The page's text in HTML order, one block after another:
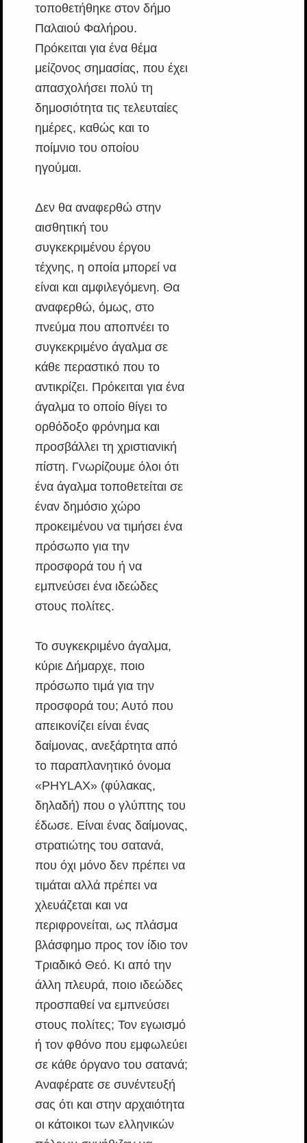
τοποθετήθηκε στον δήμο
Παλαιού Φαλήρου.
Πρόκειται για ένα θέμα
μείζονος σημασίας, που έχει
απασχολήσει πολύ τη
δημοσιότητα τις τελευταίες
ημέρες, καθώς και το
ποίμνιο του οποίου
ηγούμαι.
Δεν θα αναφερθώ στην
αισθητική του
συγκεκριμένου έργου
τέχνης, η οποία μπορεί να
είναι και αμφιλεγόμενη. Θα
αναφερθώ, όμως, στο
πνεύμα που αποπνέει το
συγκεκριμένο άγαλμα σε
κάθε περαστικό που το
αντικρίζει. Πρόκειται για ένα
άγαλμα το οποίο θίγει το
ορθόδοξο φρόνημα και
προσβάλλει τη χριστιανική
πίστη. Γνωρίζουμε όλοι ότι
ένα άγαλμα τοποθετείται σε
έναν δημόσιο χώρο
προκειμένου να τιμήσει ένα
πρόσωπο για την
προσφορά του ή να
εμπνεύσει ένα ιδεώδες
στους πολίτες.
Το συγκεκριμένο άγαλμα,
κύριε Δήμαρχε, ποιο
πρόσωπο τιμά για την
προσφορά του; Αυτό που
απεικονίζει είναι ένας
δαίμονας, ανεξάρτητα από
το παραπλανητικό όνομα
«PHYLAX» (φύλακας,
δηλαδή) που ο γλύπτης του
έδωσε. Είναι ένας δαίμονας,
στρατιώτης του σατανά,
που όχι μόνο δεν πρέπει να
τιμάται αλλά πρέπει να
χλευάζεται και να
περιφρονείται, ως πλάσμα
βλάσφημο προς τον ίδιο τον
Τριαδικό Θεό. Κι από την
άλλη πλευρά, ποιο ιδεώδες
προσπαθεί να εμπνεύσει
στους πολίτες; Τον εγωισμό
ή τον φθόνο που εμφωλεύει
σε κάθε όργανο του σατανά;
Αναφέρατε σε συνέντευξή
σας ότι και στην αρχαιότητα
οι κάτοικοι των ελληνικών